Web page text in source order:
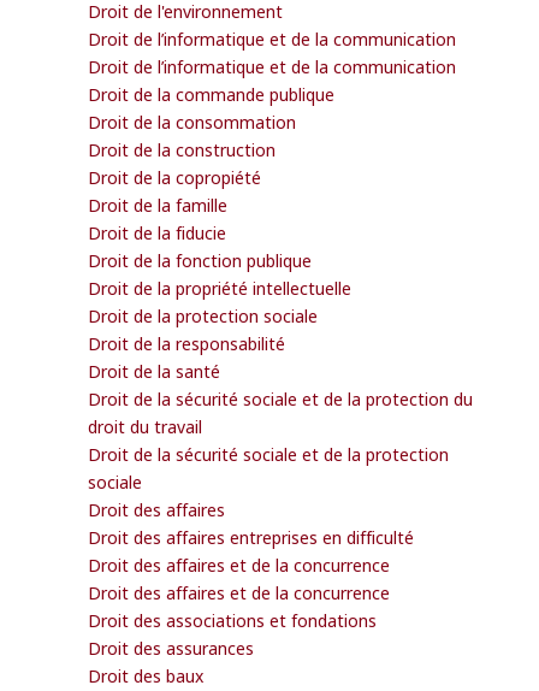
Droit de l'environnement
Droit de l’informatique et de la communication
Droit de l’informatique et de la communication
Droit de la commande publique
Droit de la consommation
Droit de la construction
Droit de la copropiété
Droit de la famille
Droit de la fiducie
Droit de la fonction publique
Droit de la propriété intellectuelle
Droit de la protection sociale
Droit de la responsabilité
Droit de la santé
Droit de la sécurité sociale et de la protection du
droit du travail
Droit de la sécurité sociale et de la protection
sociale
Droit des affaires
Droit des affaires entreprises en difficulté
Droit des affaires et de la concurrence
Droit des affaires et de la concurrence
Droit des associations et fondations
Droit des assurances
Droit des baux